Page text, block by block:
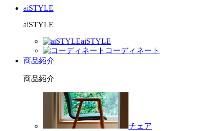
aiSTYLE
aiSTYLE
aiSTYLE
コーディネート
商品紹介
商品紹介
チェア